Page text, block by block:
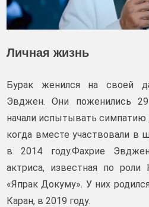
Личная жизнь
Бурак женился на своей
Эвджен. Они поженились
начали испытывать симпатию
когда вместе участвовали в
в 2014 году.Фахрие
актриса, известная по
«Япрак Докуму». У них
Каран, в 2019 году.